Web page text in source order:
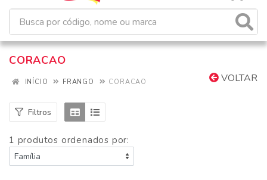
CORACAO
VOLTAR
INÍCIO FRANGO CORACAO
Filtros
1 produtos ordenados por: